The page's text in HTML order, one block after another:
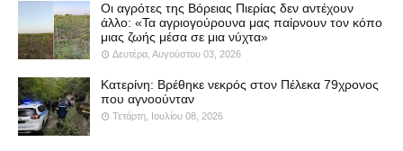
Οι αγρότες της Βόρειας Πιερίας δεν αντέχουν
άλλο: «Τα αγριογούρουνα μας παίρνουν τον κόπο
μιας ζωής μέσα σε μια νύχτα»
Δευτέρα, Αυγούστου 03, 2026
Κατερίνη: Βρέθηκε νεκρός στον Πέλεκα 79χρονος
που αγνοούνταν
Τετάρτη, Ιουλίου 08, 2026